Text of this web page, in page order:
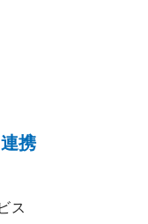
携
ス